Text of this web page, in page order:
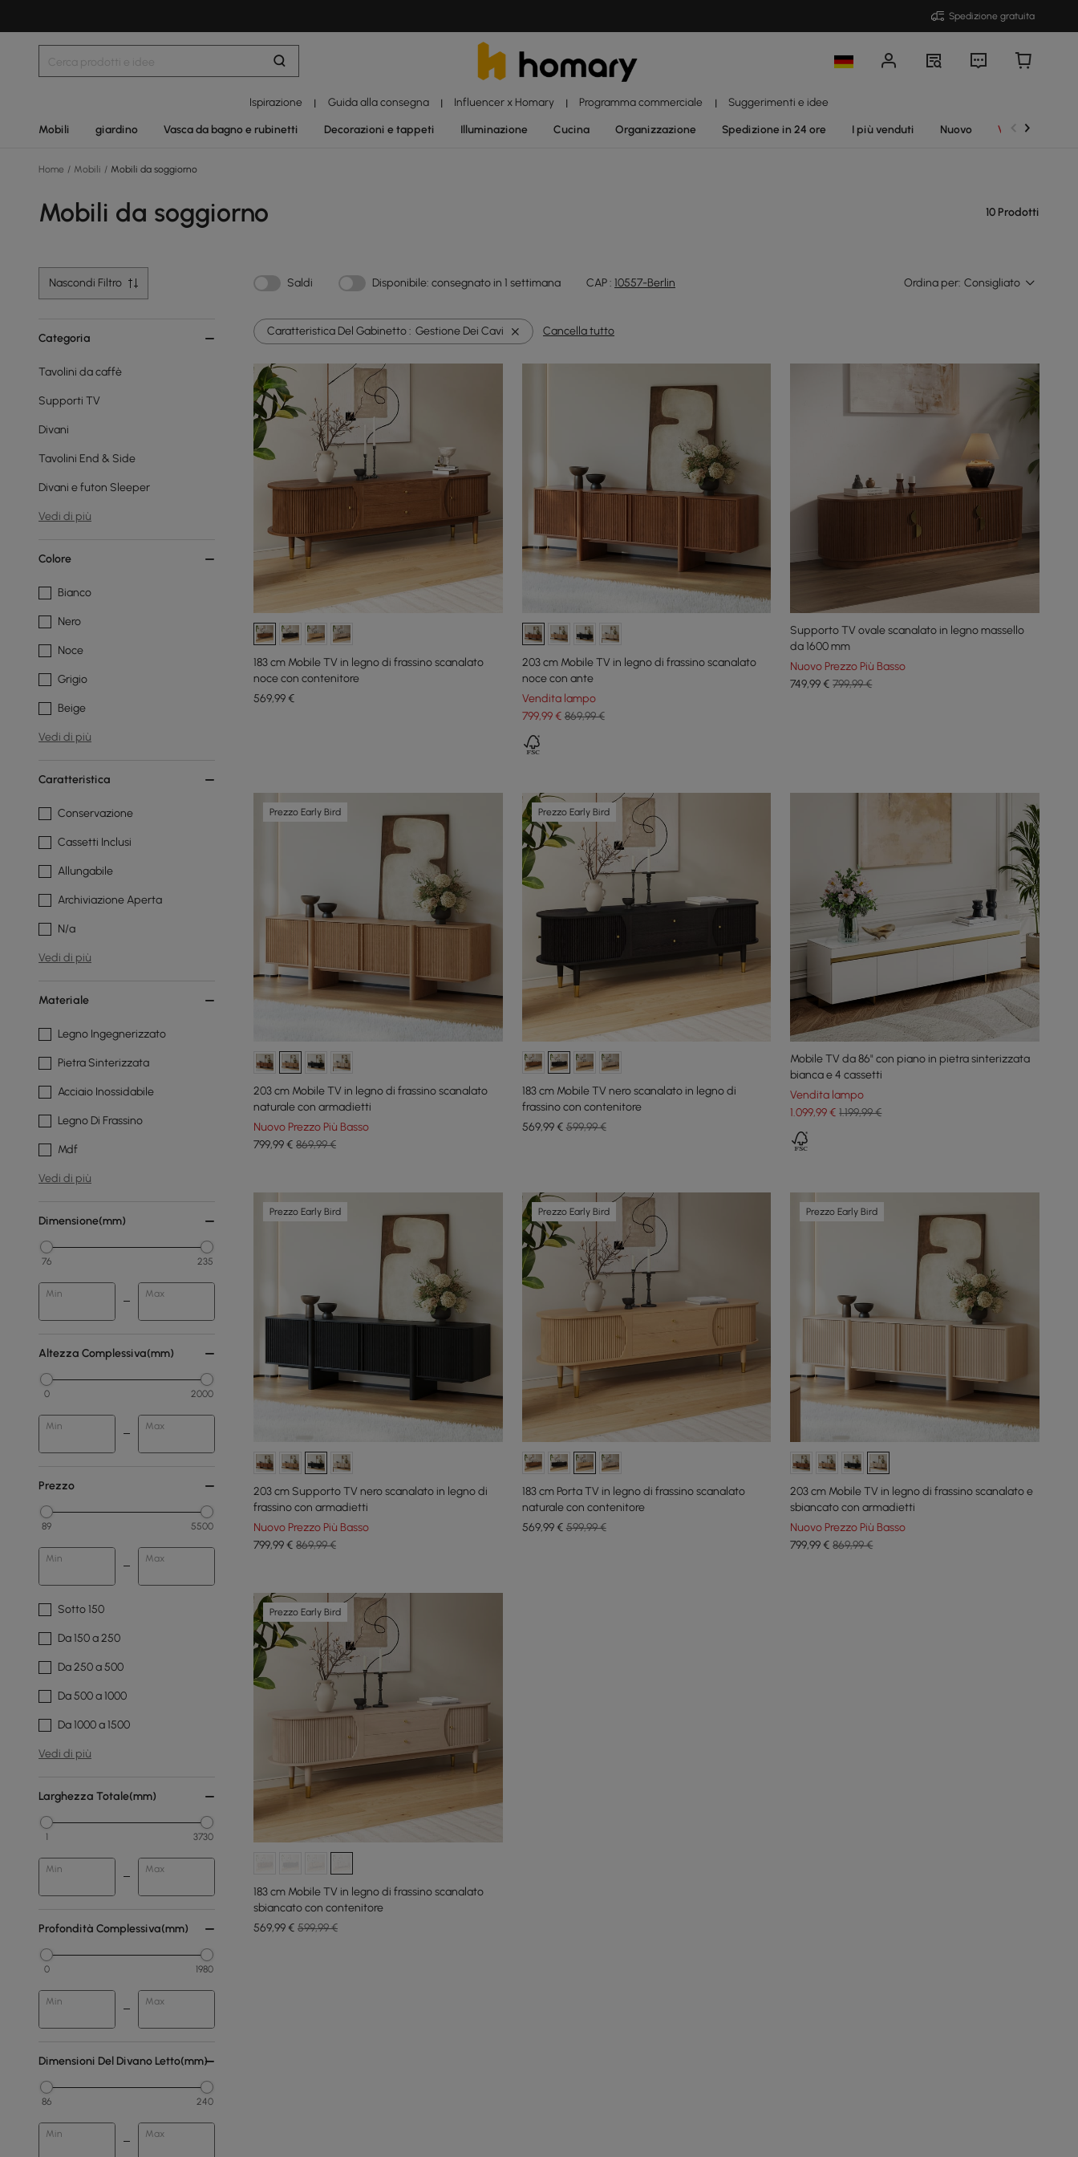
Spedizione gratuita
Ispirazione | Guida alla consegna | Influencer x Homary | Programma commerciale | Suggerimenti e idee
Mobili giardino Vasca da bagno e rubinetti Decorazioni e tappeti Illuminazione Cucina Organizzazione Spedizione in 24 ore I più venduti Nuovo Vendite
Home / Mobili / Mobili da soggiorno
Mobili da soggiorno 10 Prodotti
Nascondi Filtro Saldi Disponibile: consegnato in 1 settimana CAP : 10557-Berlin Ordina per: Consigliato
Categoria
Tavolini da caffè
Supporti TV
Divani
Tavolini End & Side
Divani e futon Sleeper
Vedi di più
Colore
Bianco
Nero
Noce
Grigio
Beige
Vedi di più
Caratteristica
Conservazione
Cassetti Inclusi
Allungabile
Archiviazione Aperta
N/a
Vedi di più
Materiale
Legno Ingegnerizzato
Pietra Sinterizzata
Acciaio Inossidabile
Legno Di Frassino
Mdf
Vedi di più
Dimensione(mm)
76 235
Min Max
Altezza Complessiva(mm)
0 2000
Min Max
Prezzo
89 5500
Min Max
Sotto 150
Da 150 a 250
Da 250 a 500
Da 500 a 1000
Da 1000 a 1500
Vedi di più
Larghezza Totale(mm)
1 3730
Min Max
Profondità Complessiva(mm)
0 1980
Min Max
Dimensioni Del Divano Letto(mm)
86 240
Min Max
Caratteristica Del Gabinetto : Gestione Dei Cavi Cancella tutto
183 cm Mobile TV in legno di frassino scanalato
noce con contenitore
569,99€
203 cm Mobile TV in legno di frassino scanalato
noce con ante
Vendita lampo
799,99€ 869,99 €
Supporto TV ovale scanalato in legno massello
da 1600 mm
Nuovo Prezzo Più Basso
749,99€ 799,99 €
Prezzo Early Bird
203 cm Mobile TV in legno di frassino scanalato
naturale con armadietti
Nuovo Prezzo Più Basso
799,99€ 869,99 €
Prezzo Early Bird
183 cm Mobile TV nero scanalato in legno di
frassino con contenitore
569,99€ 599,99 €
Mobile TV da 86" con piano in pietra sinterizzata
bianca e 4 cassetti
Vendita lampo
1.099,99€ 1.199,99 €
Prezzo Early Bird
203 cm Supporto TV nero scanalato in legno di
frassino con armadietti
Nuovo Prezzo Più Basso
799,99€ 869,99 €
Prezzo Early Bird
183 cm Porta TV in legno di frassino scanalato
naturale con contenitore
569,99€ 599,99 €
Prezzo Early Bird
203 cm Mobile TV in legno di frassino scanalato e
sbiancato con armadietti
Nuovo Prezzo Più Basso
799,99€ 869,99 €
Prezzo Early Bird
183 cm Mobile TV in legno di frassino scanalato
sbiancato con contenitore
569,99€ 599,99 €